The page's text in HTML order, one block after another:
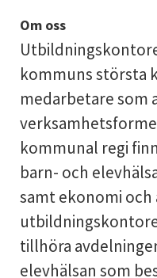
Om oss
kommuns största
medarbetare som
kommunal regi
barn- och
samt ekonomi
tillhöra
elevhälsan som